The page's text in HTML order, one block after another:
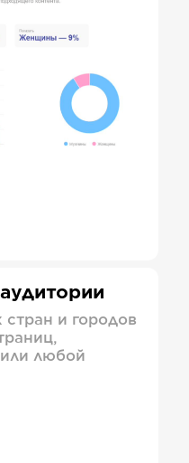
стран и городов
или любой